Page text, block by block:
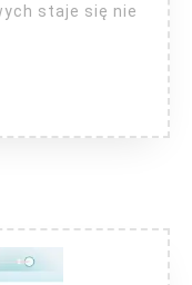
staje się nie